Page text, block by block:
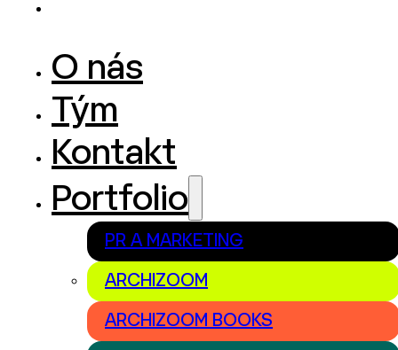
O nás
Tým
Kontakt
Portfolio
PR A MARKETING
ARCHIZOOM
ARCHIZOOM BOOKS